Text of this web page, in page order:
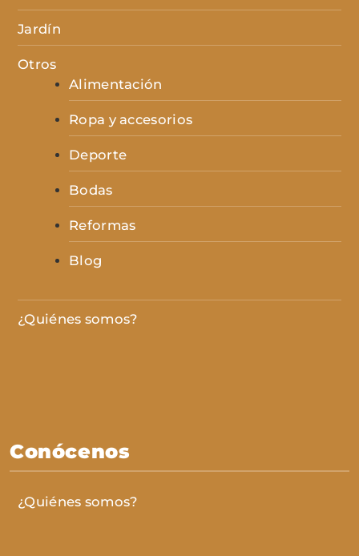
Jardín
Otros
Alimentación
Ropa y accesorios
Deporte
Bodas
Reformas
Blog
¿Quiénes somos?
Conócenos
¿Quiénes somos?